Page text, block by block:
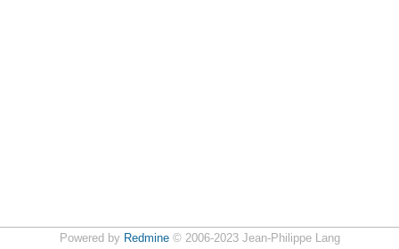
Powered by Redmine© 2006-2023 Jean-Philippe Lang